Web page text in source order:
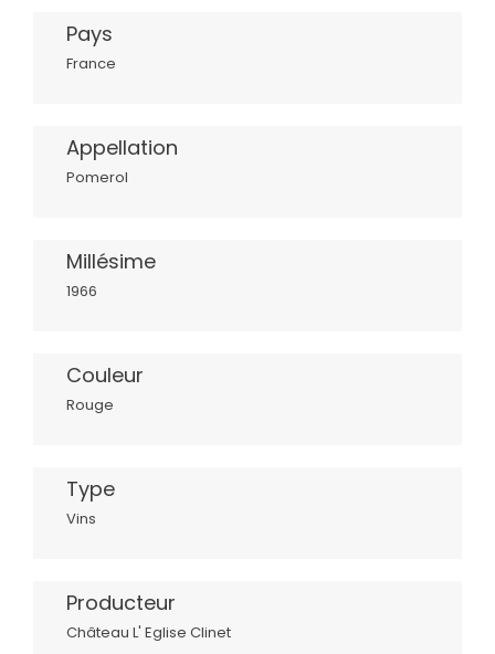
Pays
France
Appellation
Pomerol
Millésime
1966
Couleur
Rouge
Type
Vins
Producteur
Château L' Eglise Clinet